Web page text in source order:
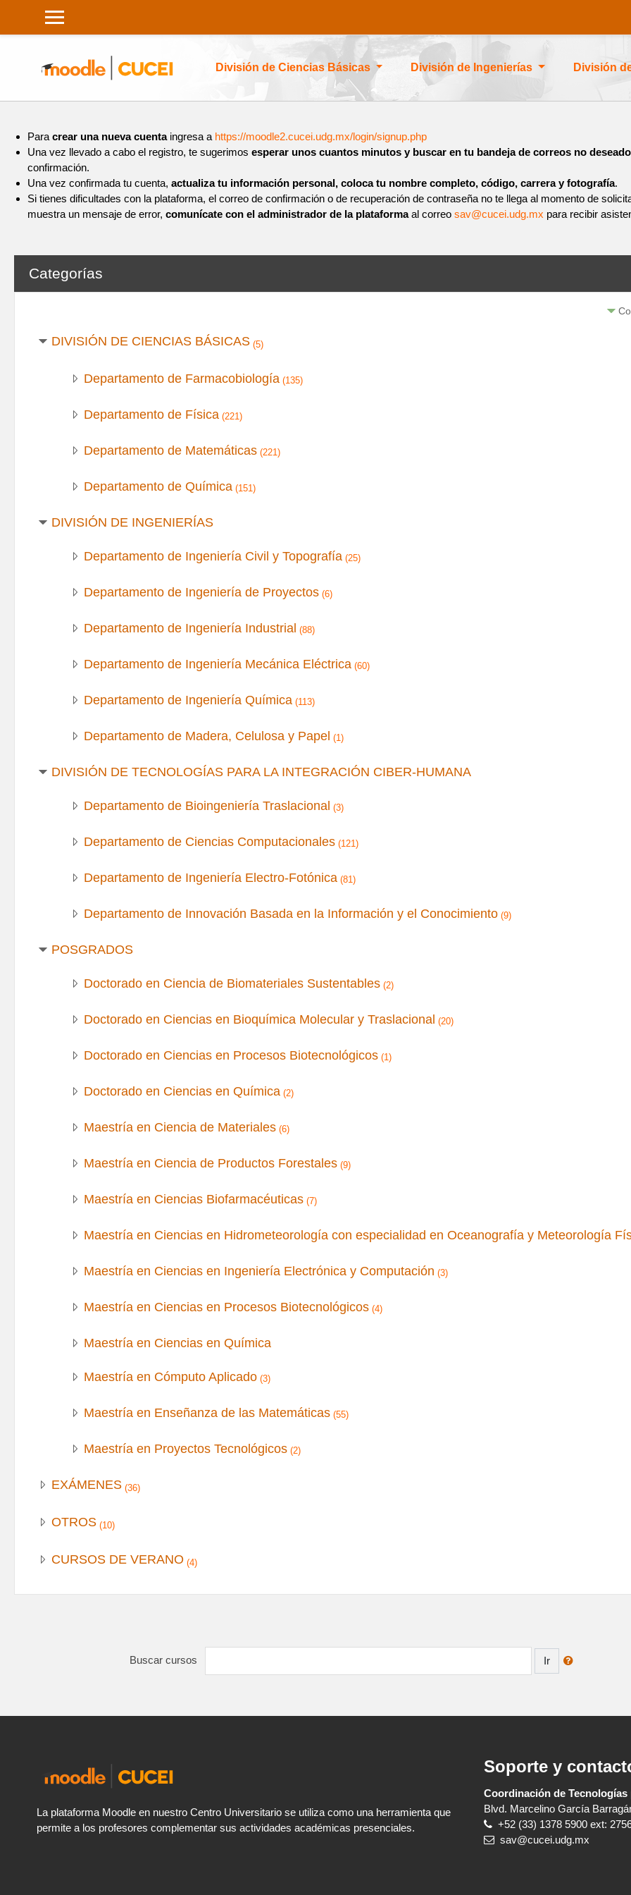
División de Ciencias Básicas División de Ingenierías División
Paracrear una nueva cuentaingresa a https://moodle2.cucei.udg.mx/login/signup.php
Una vez llevado a cabo el registro, te sugerimosesperar unos cuantos minutos y buscar en tu bandeja de correos no
confirmación.
Una vez confirmada tu cuenta,actualiza tu información personal, coloca tu nombre completo, código, carrera y fotografía.
Si tienes dificultades con la plataforma, el correo de confirmación o de recuperación de contraseña no te llega al momento de
muestra un mensaje de error,comunícate con el administrador de la plataformaal correosav@cucei.udg.mx para recibir
Categorías
DIVISIÓN DE CIENCIAS BÁSICAS (5)
Departamento de Farmacobiología (135)
Departamento de Física (221)
Departamento de Matemáticas (221)
Departamento de Química (151)
DIVISIÓN DE INGENIERÍAS
Departamento de Ingeniería Civil y Topografía (25)
Departamento de Ingeniería de Proyectos (6)
Departamento de Ingeniería Industrial (88)
Departamento de Ingeniería Mecánica Eléctrica (60)
Departamento de Ingeniería Química (113)
Departamento de Madera, Celulosa y Papel (1)
DIVISIÓN DE TECNOLOGÍAS PARA LA INTEGRACIÓN CIBER-HUMANA
Departamento de Bioingeniería Traslacional (3)
Departamento de Ciencias Computacionales (121)
Departamento de Ingeniería Electro-Fotónica (81)
Departamento de Innovación Basada en la Información y el Conocimiento (9)
POSGRADOS
Doctorado en Ciencia de Biomateriales Sustentables (2)
Doctorado en Ciencias en Bioquímica Molecular y Traslacional (20)
Doctorado en Ciencias en Procesos Biotecnológicos (1)
Doctorado en Ciencias en Química (2)
Maestría en Ciencia de Materiales (6)
Maestría en Ciencia de Productos Forestales (9)
Maestría en Ciencias Biofarmacéuticas (7)
Maestría en Ciencias en Hidrometeorología con especialidad en Oceanografía y Meteorología
Maestría en Ciencias en Ingeniería Electrónica y Computación (3)
Maestría en Ciencias en Procesos Biotecnológicos (4)
Maestría en Ciencias en Química
Maestría en Cómputo Aplicado (3)
Maestría en Enseñanza de las Matemáticas (55)
Maestría en Proyectos Tecnológicos (2)
EXÁMENES (36)
OTROS (10)
CURSOS DE VERANO (4)
Buscar cursos Ir
La plataforma Moodle en nuestro Centro Universitario se utiliza como una herramienta que
permite a los profesores complementar sus actividades académicas presenciales.
Soporte y
Coordinación de Tecnologías
Blvd. Marcelino García
+52 (33) 1378 5900 ext:
sav@cucei.udg.mx